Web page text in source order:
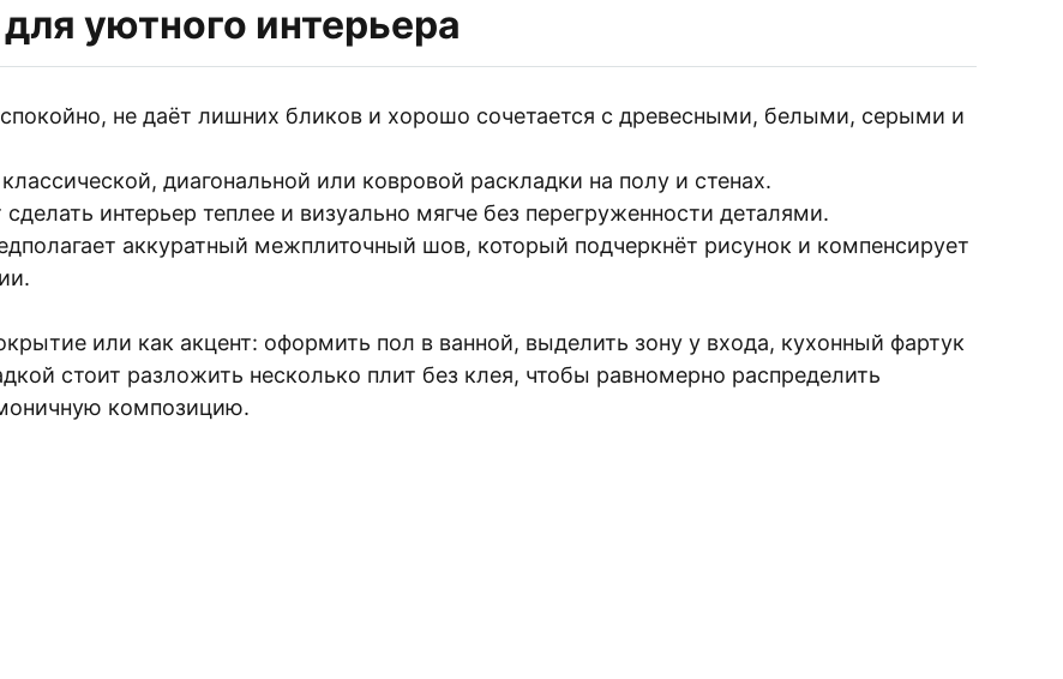
уютного интерьера
не даёт лишних бликов и хорошо сочетается с древесными, белыми, серыми и
диагональной или ковровой раскладки на полу и стенах.
сделать интерьер теплее и визуально мягче без перегруженности деталями.
аккуратный межплиточный шов, который подчеркнёт рисунок и компенсирует
или как акцент: оформить пол в ванной, выделить зону у входа, кухонный фартук
стоит разложить несколько плит без клея, чтобы равномерно распределить
композицию.